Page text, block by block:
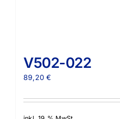
V502-022
89,20€